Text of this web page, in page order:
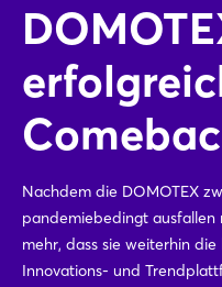
Nachdem die DOMOTEX
pandemiebedingt ausfallen
mehr, dass sie weiterhin
Innovations- und